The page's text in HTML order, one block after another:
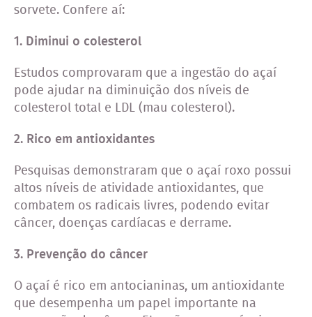
sorvete. Confere aí:
1. Diminui o colesterol
Estudos comprovaram que a ingestão do açaí
pode ajudar na diminuição dos níveis de
colesterol total e LDL (mau colesterol).
2. Rico em antioxidantes
Pesquisas demonstraram que o açaí roxo possui
altos níveis de atividade antioxidantes, que
combatem os radicais livres, podendo evitar
câncer, doenças cardíacas e derrame.
3. Prevenção do câncer
O açaí é rico em antocianinas, um antioxidante
que desempenha um papel importante na